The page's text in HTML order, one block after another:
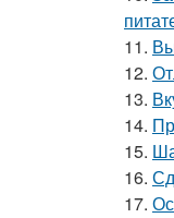
11.
12.
13.
14.
15.
16.
17.